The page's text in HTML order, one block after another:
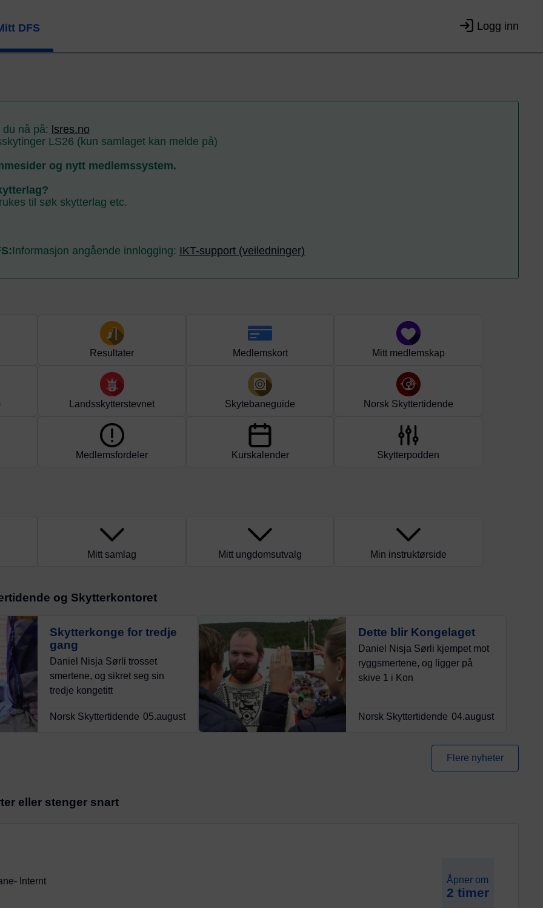
DFS Logg inn
nå på: lsres.no
LS26 (kun samlaget kan melde på)
og nytt medlemssystem.
til søk skytterlag etc.
Informasjon angående innlogging: IKT-support (veiledninger)
Resultater Medlemskort Mitt medlemskap
Landsskytterstevnet Skytebaneguide Norsk Skyttertidende
Medlemsfordeler Kurskalender Skytterpodden
Mitt samlag Mitt ungdomsutvalg Min instruktørside
og Skytterkontoret
Skytterkonge for tredje
gang
Daniel Nisja Sørli trosset
smertene, og sikret seg sin
tredje kongetitt
Norsk Skyttertidende 05.august
Dette blir Kongelaget
Daniel Nisja Sørli kjempet mot
ryggsmertene, og ligger på
skive 1 i Kon
Norsk Skyttertidende 04.august
Flere nyheter
eller stenger snart
- Internt
Åpner om
2 timer